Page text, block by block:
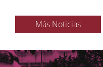
Más Noticias